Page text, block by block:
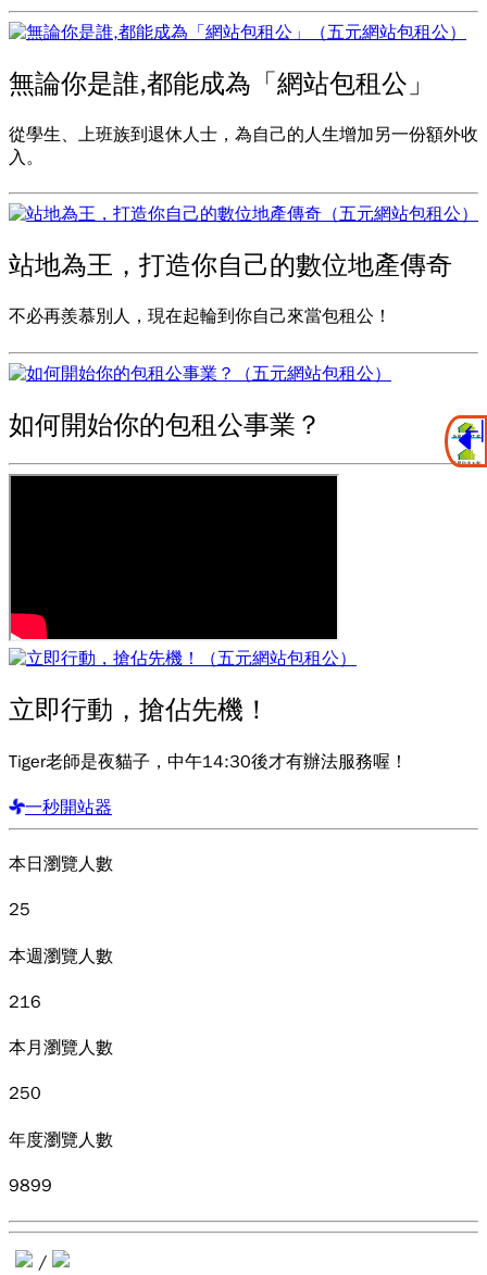
無論你是誰,都能成為「網站包租公」
從學生、上班族到退休人士，為自己的人生增加另一份額外收
入。
站地為王，打造你自己的數位地產傳奇
不必再羨慕別人，現在起輪到你自己來當包租公！
如何開始你的包租公事業？
立即行動，搶佔先機！
Tiger老師是夜貓子，中午14:30後才有辦法服務喔！
一秒開站器
本日瀏覽人數
25
本週瀏覽人數
216
本月瀏覽人數
250
年度瀏覽人數
9899
/